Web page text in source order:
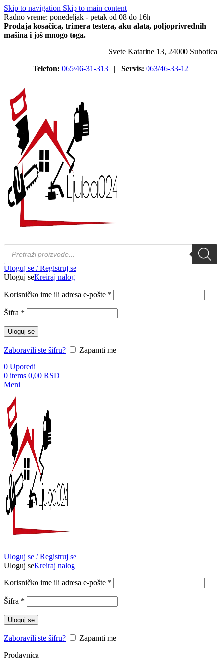
Skip to navigation Skip to main content
Radno vreme: ponedeljak - petak od 08 do 16h
Prodaja kosačica, trimera testera, aku alata, poljoprivrednih
mašina i još mnogo toga.
Svete Katarine 13, 24000 Subotica
Telefon: 065/46-31-313 | Servis: 063/46-33-12
Products
search
Uloguj se / Registruj se
Uloguj seKreiraj nalog
Korisničko ime ili adresa e-pošte *
Šifra *
Uloguj se
Zaboravili ste šifru?
Zapamti me
0 Uporedi
0 items 0,00 RSD
Meni
Uloguj se / Registruj se
Uloguj seKreiraj nalog
Korisničko ime ili adresa e-pošte *
Šifra *
Uloguj se
Zaboravili ste šifru?
Zapamti me
Prodavnica